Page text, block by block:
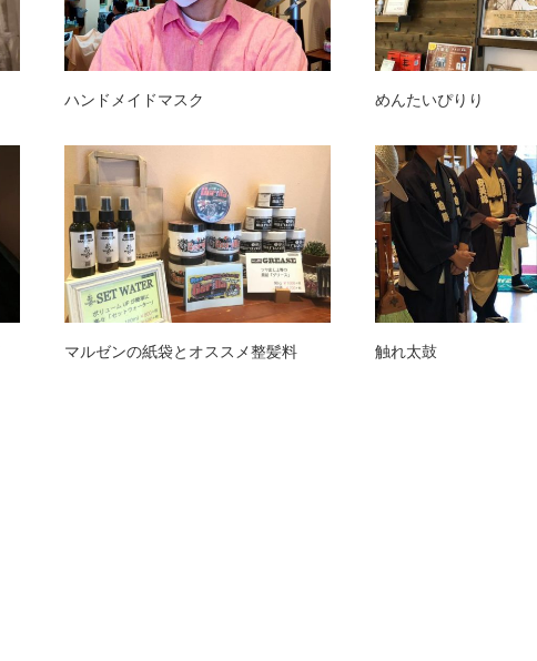
ハンドメイドマスク めんたいぴりり
マルゼンの紙袋とオススメ整髪料 触れ太鼓